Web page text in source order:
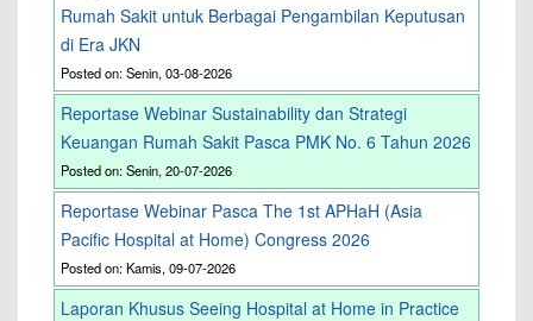
Rumah Sakit untuk Berbagai Pengambilan Keputusan
di Era JKN
Posted on: Senin, 03-08-2026
Reportase Webinar Sustainability dan Strategi
Keuangan Rumah Sakit Pasca PMK No. 6 Tahun 2026
Posted on: Senin, 20-07-2026
Reportase Webinar Pasca The 1st APHaH (Asia
Pacific Hospital at Home) Congress 2026
Posted on: Kamis, 09-07-2026
Laporan Khusus Seeing Hospital at Home in Practice